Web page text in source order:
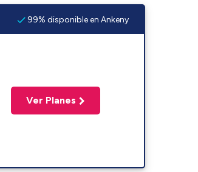
99% disponible en Ankeny
Ver Planes